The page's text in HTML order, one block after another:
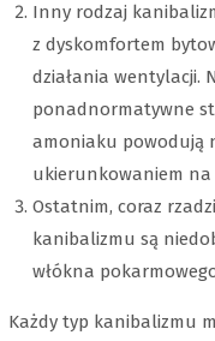
Inny rodzaj
z dyskomfortem
działania wentylacji.
ponadnormatywne
amoniaku powodują
ukierunkowaniem na
Ostatnim, coraz
kanibalizmu są
włókna
Każdy typ kanibalizmu